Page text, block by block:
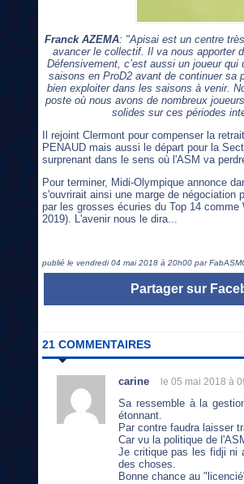
Franck AZEMA: "Apisai est un centre
avancer le collectif. Il va nous apporter
Défensivement, c’est aussi un joueur
saisons en ProD2 avant de continuer sa
bien exploiter dans les saisons à venir.
poste où nous avons de nombreux
solides sur ces périodes
Il rejoint Clermont pour compenser la
PENAUD mais aussi le départ pour la
surprenant dans le sens où l'ASM va
Pour terminer, Midi-Olympique annonce
s'ouvrirait ainsi une marge de négociation
par les grosses écuries du Top 14
2019). L'avenir nous le dira...
publié le vendredi 04 mai 2018 à 20h00 par
Partager sur
21 COMMENTAIRES
carine le 05 mai 2018 à
Sa ressemble à la
étonnant.
Par contre faudra laisser
Car vu la politique de
Je critique pas les fidji ni
des choses.
Bonne chance au